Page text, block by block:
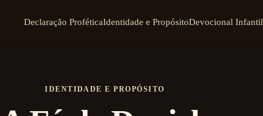
Declaração ProféticaIdentidade e PropósitoDevocional Infantil
IDENTIDADE E PROPÓSITO